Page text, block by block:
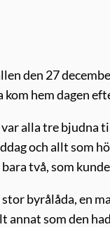
den 27
hem dagen
alla tre bjudna
och allt som
två, som
byrålåda, en
som den